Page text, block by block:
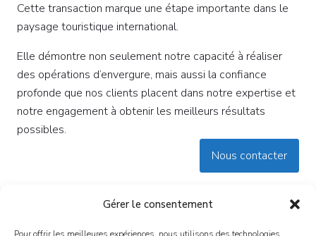
Gérer le consentement
Cette transaction marque une étape importante dans le
paysage touristique international.
Elle démontre non seulement notre capacité à réaliser
des opérations d’envergure, mais aussi la confiance
profonde que nos clients placent dans notre expertise et
notre engagement à obtenir les meilleurs résultats
possibles.
Nous contacter